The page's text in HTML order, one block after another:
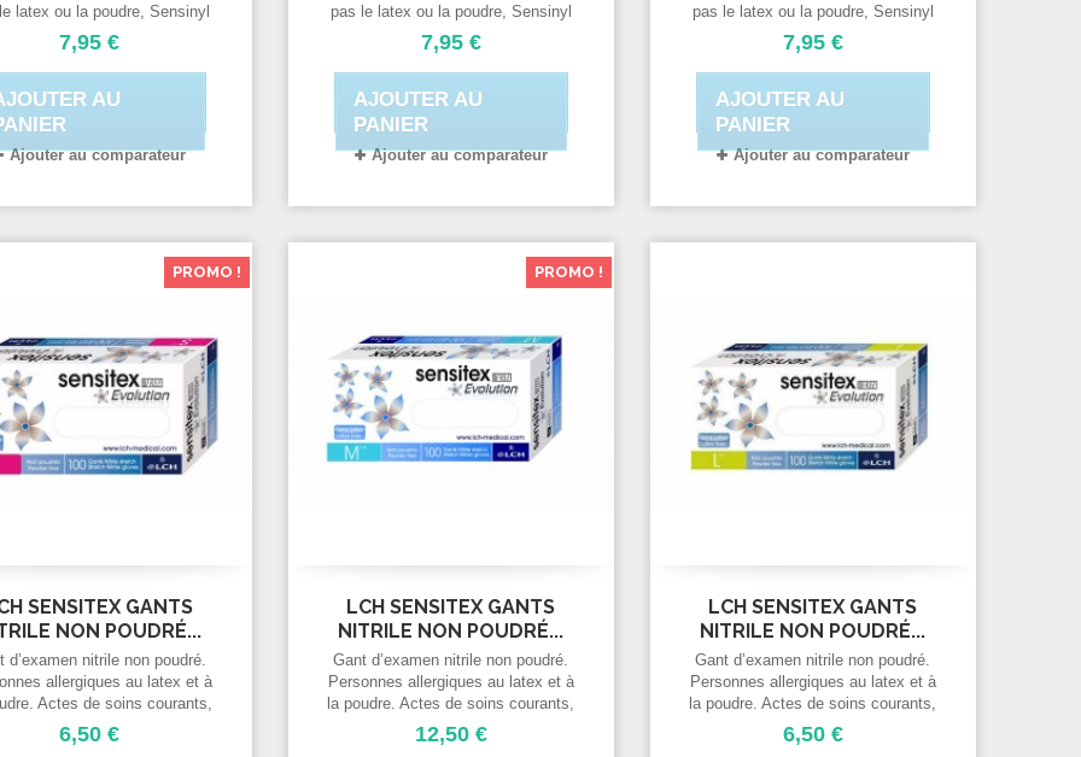
latex ou la poudre, Sensinyl
est une bonne alternative. Ce
à usage unique en PVC
des qualités remarquables
pour un gant vinyle.
7,95 €
AU
Ajouter au comparateur
pas le latex ou la poudre, Sensinyl
Free est une bonne alternative. Ce
gant à usage unique en PVC
propose des qualités remarquables
pour un gant vinyle.
7,95 €
AJOUTER AU
PANIER
Ajouter au comparateur
pas le latex ou la poudre, Sensinyl
Free est une bonne alternative. Ce
gant à usage unique en PVC
propose des qualités remarquables
pour un gant vinyle.
7,95 €
AJOUTER AU
PANIER
Ajouter au comparateur
PROMO !
SENSITEX GANTS
NON POUDRÉ...
d’examen nitrile non poudré.
allergiques au latex et à
Actes de soins courants,
d’urgences, infirmiers,
dentistes... Utilisation
6,50 €
PROMO !
LCH SENSITEX GANTS
NITRILE NON POUDRÉ...
Gant d’examen nitrile non poudré.
Personnes allergiques au latex et à
la poudre. Actes de soins courants,
services d’urgences, infirmiers,
médecins, dentistes... Utilisation
12,50 €
LCH SENSITEX GANTS
NITRILE NON POUDRÉ...
Gant d’examen nitrile non poudré.
Personnes allergiques au latex et à
la poudre. Actes de soins courants,
services d’urgences, infirmiers,
médecins, dentistes... Utilisation
6,50 €